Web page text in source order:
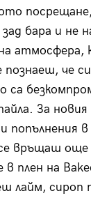
бара и не
атмосфера,
че
са
За
попълнения
връщаш още
плен на
лайм, сироп